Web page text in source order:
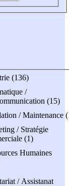
(136)
/
(15)
/ Maintenance
/ Stratégie
(1)
Humaines
/ Assistanat